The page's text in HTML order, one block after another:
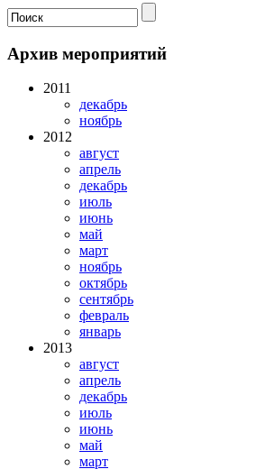
Архив мероприятий
2011
декабрь
ноябрь
2012
август
апрель
декабрь
июль
июнь
май
март
ноябрь
октябрь
сентябрь
февраль
январь
2013
август
апрель
декабрь
июль
июнь
май
март